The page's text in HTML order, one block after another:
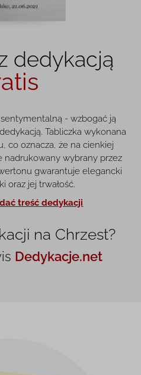
dedykacją
- wzbogać ją
Tabliczka wykonana
co oznacza, że na cienkiej
nadrukowany wybrany przez
gwarantuje elegancki
oraz jej trwałość.
treść dedykacji
na Chrzest?
Dedykacje.net